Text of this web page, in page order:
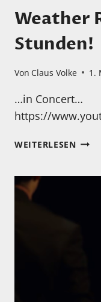
Weather
Stunden!
Von Claus Volke 1.
…in Concert…
https://
WEITERLESEN